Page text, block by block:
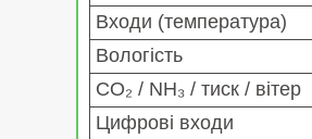
Входи (температура)
Вологість
CO₂ / NH₃ / тиск / вітер
Цифрові входи